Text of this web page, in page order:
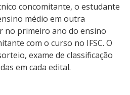
concomitante, o estudante
médio em outra
no primeiro ano do ensino
com o curso no IFSC. O
exame de classificação
em cada edital.